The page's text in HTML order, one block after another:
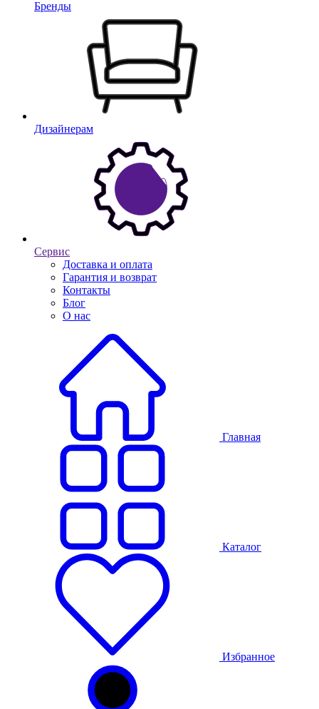
Бренды
Дизайнерам
Сервис
Доставка и оплата
Гарантия и возврат
Контакты
Блог
О нас
Главная
Каталог
Избранное